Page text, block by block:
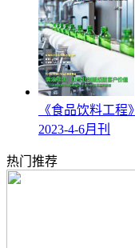
《食品饮料工程》
2023-4-6月刊
热门推荐